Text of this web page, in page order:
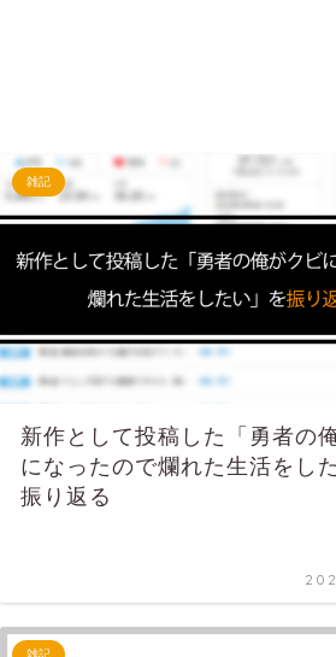
雑記
新作として投稿した「勇者の
になったので爛れた生活をし
振り返る
雑記